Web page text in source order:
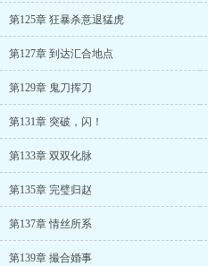
第125章 狂暴杀意退猛虎
第127章 到达汇合地点
第129章 鬼刀挥刀
第131章 突破，闪！
第133章 双双化脉
第135章 完璧归赵
第137章 情丝所系
第139章 撮合婚事